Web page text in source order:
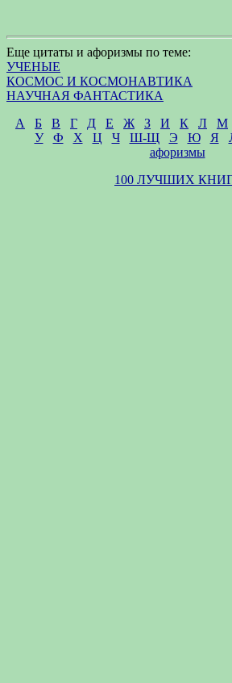
Еще цитаты и афоризмы по теме:
УЧЕНЫЕ
КОСМОС И КОСМОНАВТИКА
НАУЧНАЯ ФАНТАСТИКА
А
Б В Г Д Е Ж З И К Л М
У
Ф Х Ц Ч Ш-Щ Э Ю Я
афоризмы
100 ЛУЧШИХ